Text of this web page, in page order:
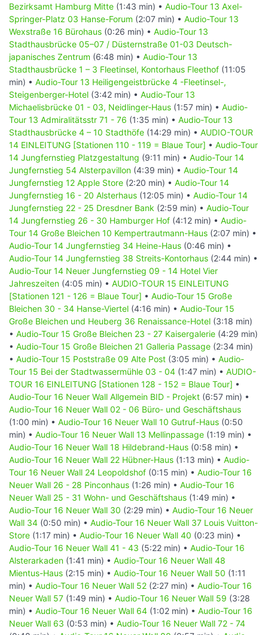
Bezirksamt Hamburg Mitte (1:43 min) • Audio-Tour 13 Axel-
Springer-Platz 03 Hanse-Forum (2:07 min) • Audio-Tour 13
Wexstraße 16 Bürohaus (0:26 min) • Audio-Tour 13
Stadthausbrücke 05–07 / Düsternstraße 01-03 Deutsch-
japanisches Zentrum (6:48 min) • Audio-Tour 13
Stadthausbrücke 1 – 3 Fleetinsel, Kontorhaus Fleethof (11:05
min) • Audio-Tour 13 Heiligengeistbrücke 4 -Fleetinsel-,
Steigenberger-Hotel (3:42 min) • Audio-Tour 13
Michaelisbrücke 01 - 03, Neidlinger-Haus (1:57 min) • Audio-
Tour 13 Admiralitätsstr 71 - 76 (1:35 min) • Audio-Tour 13
Stadthausbrücke 4 – 10 Stadthöfe (14:29 min) • AUDIO-TOUR
14 EINLEITUNG [Stationen 110 - 119 = Blaue Tour] • Audio-Tour
14 Jungfernstieg Platzgestaltung (9:11 min) • Audio-Tour 14
Jungfernstieg 54 Alsterpavillon (4:39 min) • Audio-Tour 14
Jungfernstieg 12 Apple Store (2:20 min) • Audio-Tour 14
Jungfernstieg 16 - 20 Alsterhaus (12:05 min) • Audio-Tour 14
Jungfernstieg 22 - 25 Dresdner Bank (2:59 min) • Audio-Tour
14 Jungfernstieg 26 - 30 Hamburger Hof (4:12 min) • Audio-
Tour 14 Große Bleichen 10 Kempertrautmann-Haus (2:07 min) •
Audio-Tour 14 Jungfernstieg 34 Heine-Haus (0:46 min) •
Audio-Tour 14 Jungfernstieg 38 Streits-Kontorhaus (2:44 min) •
Audio-Tour 14 Neuer Jungfernstieg 09 - 14 Hotel Vier
Jahreszeiten (4:05 min) • AUDIO-TOUR 15 EINLEITUNG
[Stationen 121 - 126 = Blaue Tour] • Audio-Tour 15 Große
Bleichen 30 - 34 Hanse-Viertel (4:16 min) • Audio-Tour 15
Große Bleichen und Heuberg 36 Renaissance-Hotel (3:18 min)
• Audio-Tour 15 Große Bleichen 23 - 27 Kaisergalerie (4:29 min)
• Audio-Tour 15 Große Bleichen 21 Galleria Passage (2:34 min)
• Audio-Tour 15 Poststraße 09 Alte Post (3:05 min) • Audio-
Tour 15 Bei der Stadtwassermühle 03 - 04 (1:47 min) • AUDIO-
TOUR 16 EINLEITUNG [Stationen 128 - 152 = Blaue Tour] •
Audio-Tour 16 Neuer Wall Allgemein BID - Projekt (6:57 min) •
Audio-Tour 16 Neuer Wall 02 - 06 Büro- und Geschäftshaus
(1:00 min) • Audio-Tour 16 Neuer Wall 10 Gutruf-Haus (0:50
min) • Audio-Tour 16 Neuer Wall 13 Mellinpassage (1:19 min) •
Audio-Tour 16 Neuer Wall 18 Hildebrand-Haus (0:58 min) •
Audio-Tour 16 Neuer Wall 22 Hübner-Haus (1:13 min) • Audio-
Tour 16 Neuer Wall 24 Leopoldshof (0:15 min) • Audio-Tour 16
Neuer Wall 26 - 28 Pinconhaus (1:26 min) • Audio-Tour 16
Neuer Wall 25 - 31 Wohn- und Geschäftshaus (1:49 min) •
Audio-Tour 16 Neuer Wall 30 (2:29 min) • Audio-Tour 16 Neuer
Wall 34 (0:50 min) • Audio-Tour 16 Neuer Wall 37 Louis Vuitton-
Store (1:17 min) • Audio-Tour 16 Neuer Wall 40 (0:23 min) •
Audio-Tour 16 Neuer Wall 41 - 43 (5:22 min) • Audio-Tour 16
Alsterarkaden (1:41 min) • Audio-Tour 16 Neuer Wall 48
Mientus-Haus (2:15 min) • Audio-Tour 16 Neuer Wall 50 (1:11
min) • Audio-Tour 16 Neuer Wall 52 (2:27 min) • Audio-Tour 16
Neuer Wall 57 (1:49 min) • Audio-Tour 16 Neuer Wall 59 (3:28
min) • Audio-Tour 16 Neuer Wall 64 (1:02 min) • Audio-Tour 16
Neuer Wall 63 (0:53 min) • Audio-Tour 16 Neuer Wall 72 - 74